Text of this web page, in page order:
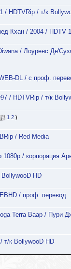
HDTVRip / т/к
Кхан / 2004 / HDTV
/ Лоуренс
DL / c проф.
/ HDTVRip / т/к
1 2 )
/ Red Media
/ корпорация
HD
/ проф. перевод
Terra Baap / Пури
т/к BollywooD HD